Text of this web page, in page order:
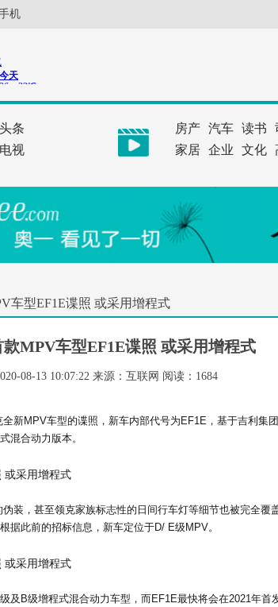
机
头条
电视
房产 汽车 读书
家居 企业 文化
车型EF1E谍照 或采用增程式
MPV车型EF1E谍照 或采用增程式
08-13 10:07:22 来源：互联网 阅读：1684
新MPV车型的谍照，新车内部代号为EF1E，基于吉利集
混合动力版本。
装，甚至领克家族标志性的日间行车灯等细节也被完全覆
据此前的招标信息，新车定位于D/ E级MPV。
及B级增程式混合动力车型，而EF1E最快将会在2021年首